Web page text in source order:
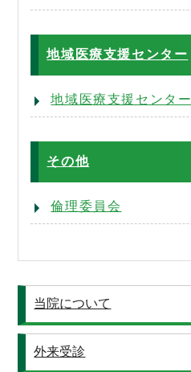
地域医療支援センター
地域医療支援センター
その他
倫理委員会
当院について
外来受診